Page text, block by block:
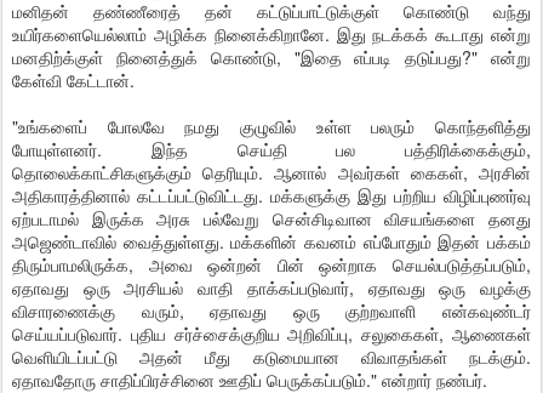
மனிதன் தண்ணீரைத் தன் கட்டுப்பாட்டுக்குள் கொண்டு வந்து
உயிர்களையெல்லாம் அழிக்க நினைக்கிறானே. இது நடக்கக் கூடாது என்று
மனதிற்க்குள் நினைத்துக் கொண்டு, "இதை எப்படி தடுப்பது?" என்று
கேள்வி கேட்டான்.
"உங்களைப் போலவே நமது குழுவில் உள்ள பலரும் கொந்தளித்து
போயுள்ளனர். இந்த செய்தி பல பத்திரிக்கைக்கும்,
தொலைக்காட்சிகளுக்கும் தெரியும். ஆனால் அவர்கள் கைகள், அரசின்
அதிகாரத்தினால் கட்டப்பட்டுவிட்டது. மக்களுக்கு இது பற்றிய விழிப்புணர்வு
ஏற்படாமல் இருக்க அரசு பல்வேறு சென்சிடிவான விசயங்களை தனது
அஜெண்டாவில் வைத்துள்ளது. மக்களின் கவனம் எப்போதும் இதன் பக்கம்
திரும்பாமலிருக்க, அவை ஒன்றன் பின் ஒன்றாக செயல்படுத்தப்படும்,
ஏதாவது ஒரு அரசியல் வாதி தாக்கப்படுவார், ஏதாவது ஒரு வழக்கு
விசாரணைக்கு வரும், ஏதாவது ஒரு குற்றவாளி என்கவுண்டர்
செய்யப்படுவார். புதிய சர்ச்சைக்குறிய அறிவிப்பு, சலுகைகள், ஆணைகள்
வெளியிடப்பட்டு அதன் மீது கடுமையான விவாதங்கள் நடக்கும்.
ஏதாவதோரு சாதிப்பிரச்சினை ஊதிப் பெருக்கப்படும்." என்றார் நண்பர்.